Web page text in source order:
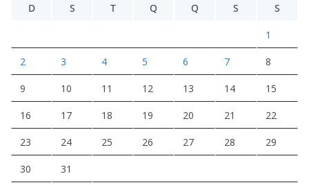
D
S T Q Q S S
1
2 3 4 5 6 7 8
9 10 11 12 13 14 15
16 17 18 19 20 21 22
23 24 25 26 27 28 29
30 31